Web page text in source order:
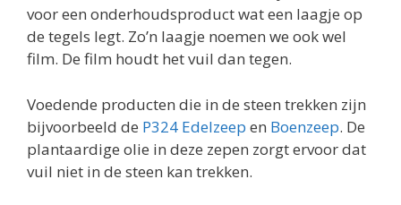
voor een onderhoudsproduct wat een laagje op
de tegels legt. Zo’n laagje noemen we ook wel
film. De film houdt het vuil dan tegen.
Voedende producten die in de steen trekken zijn
bijvoorbeeld de P324 Edelzeep en Boenzeep. De
plantaardige olie in deze zepen zorgt ervoor dat
vuil niet in de steen kan trekken.